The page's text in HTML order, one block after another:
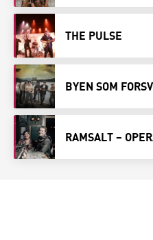
THE PULSE
BYEN SOM
RAMSALT –